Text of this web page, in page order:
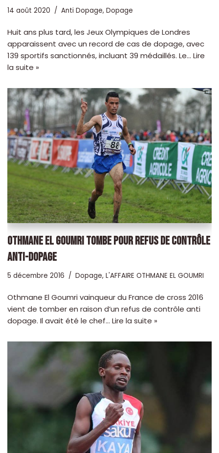
14 août 2020 Anti Dopage, Dopage
Huit ans plus tard, les Jeux Olympiques de Londres
apparaissent avec un record de cas de dopage, avec
139 sportifs sanctionnés, incluant 39 médaillés. Le… Lire
la suite »
OTHMANE EL GOUMRI TOMBE POUR REFUS DE CONTRÔLE
ANTI-DOPAGE
5 décembre 2016 Dopage, L'AFFAIRE OTHMANE EL GOUMRI
Othmane El Goumri vainqueur du France de cross 2016
vient de tomber en raison d’un refus de contrôle anti
dopage. Il avait été le chef… Lire la suite »